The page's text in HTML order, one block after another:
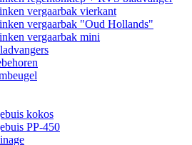
vergaarbak vierkant
vergaarbak "Oud Hollands"
vergaarbak mini
kokos
PP-450